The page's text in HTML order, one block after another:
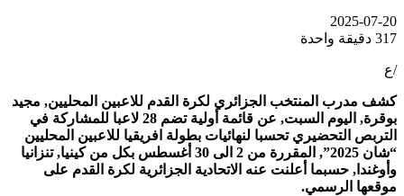
2025-07-20
317 دقيقة واحدة
/ع
كشف مدرب المنتخب الجزائري لكرة القدم للاعبين المحليين, مجيد
بوقرة, اليوم السبت, عن قائمة أولية تضم 28 لاعبا للمشاركة في
التربص التحضيري تحسبا لنهائيات بطولة افريقيا للاعبين المحليين
“شان 2025”, المقررة من 2 الى 30 أغسطس بكل من كينيا, تنزانيا
وأوغندا, حسبما أعلنت عنه الاتحادية الجزائرية لكرة القدم على
موقعها الرسمي.